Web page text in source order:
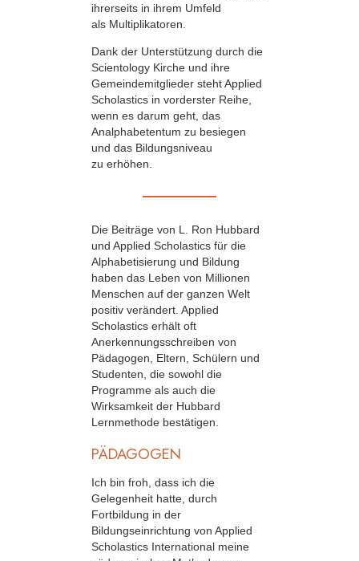
ihrerseits in ihrem Umfeld
als Multiplikatoren.
Dank der Unterstützung durch die
Scientology Kirche und ihre
Gemeindemitglieder steht Applied
Scholastics in vorderster Reihe,
wenn es darum geht, das
Analphabetentum zu besiegen
und das Bildungsniveau
zu erhöhen.
Die Beiträge von L. Ron Hubbard
und Applied Scholastics für die
Alphabetisierung und Bildung
haben das Leben von Millionen
Menschen auf der ganzen Welt
positiv verändert. Applied
Scholastics erhält oft
Anerkennungsschreiben von
Pädagogen, Eltern, Schülern und
Studenten, die sowohl die
Programme als auch die
Wirksamkeit der Hubbard
Lernmethode bestätigen.
PÄDAGOGEN
Ich bin froh, dass ich die
Gelegenheit hatte, durch
Fortbildung in der
Bildungseinrichtung von Applied
Scholastics International meine